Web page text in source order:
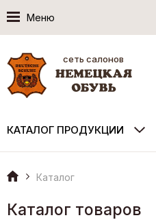
Меню
сеть салонов
КАТАЛОГ ПРОДУКЦИИ
Каталог
Каталог товаров